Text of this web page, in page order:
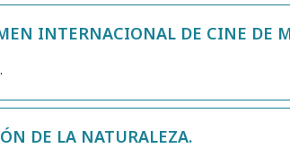
INTERNACIONAL DE CINE DE
DE LA NATURALEZA.